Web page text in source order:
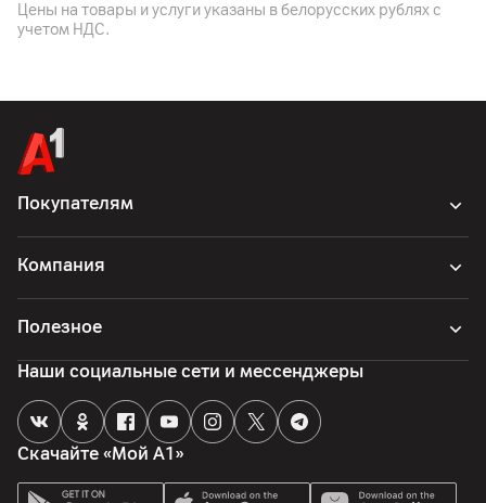
чехол
Цены на товары и услуги указаны в белорусских рублях с
учетом НДС.
Покупателям
Компания
Полезное
Скачайте «Мой А1»
Наши социальные сети и мессенджеры